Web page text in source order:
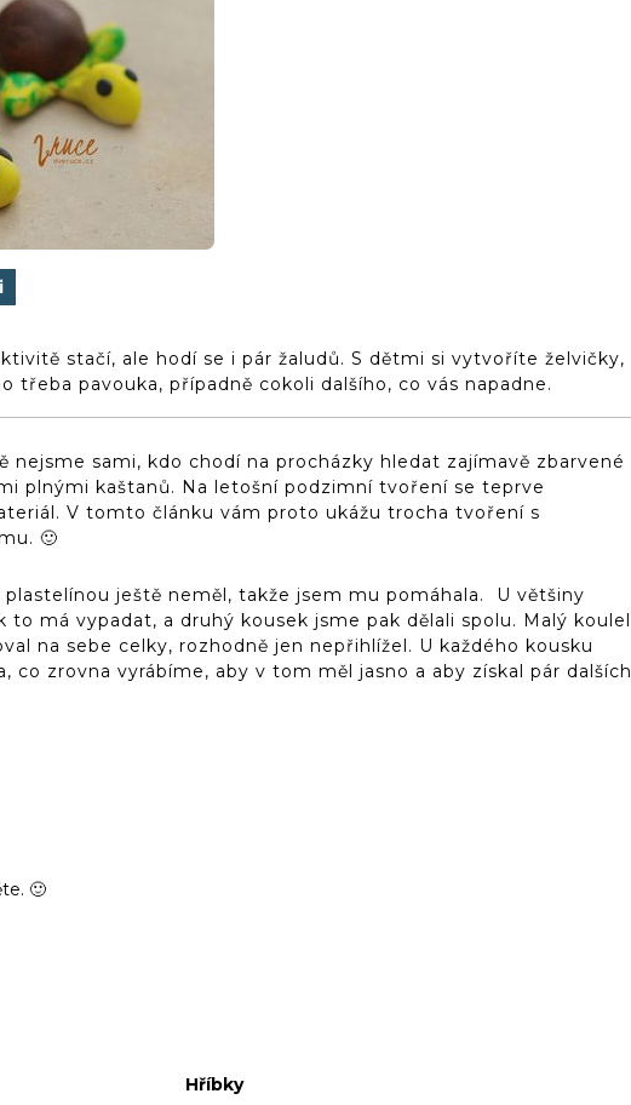
stačí, ale hodí se i pár žaludů. S dětmi si vytvoříte želvičky,
třeba pavouka, případně cokoli dalšího, co vás napadne.
nejsme sami, kdo chodí na procházky hledat zajímavě zbarvené
plnými kaštanů. Na letošní podzimní tvoření se teprve
V tomto článku vám proto ukážu trocha tvoření s
🙂
ještě neměl, takže jsem mu pomáhala. U většiny
má vypadat, a druhý kousek jsme pak dělali spolu. Malý koulel
na sebe celky, rozhodně jen nepřihlížel. U každého kousku
co zrovna vyrábíme, aby v tom měl jasno a aby získal pár dalších
🙂
Hříbky